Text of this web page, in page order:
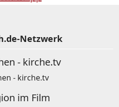
Netzwerk
- kirche.tv